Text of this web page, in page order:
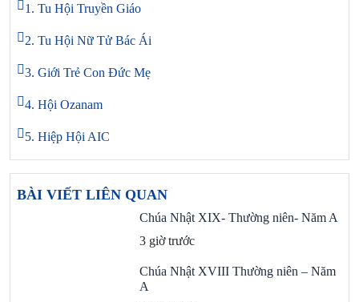
1. Tu Hội Truyền Giáo
2. Tu Hội Nữ Tử Bác Ái
3. Giới Trẻ Con Đức Mẹ
4. Hội Ozanam
5. Hiệp Hội AIC
BÀI VIẾT LIÊN QUAN
Chúa Nhật XIX- Thường niên- Năm A
3 giờ trước
Chúa Nhật XVIII Thường niên – Năm
A